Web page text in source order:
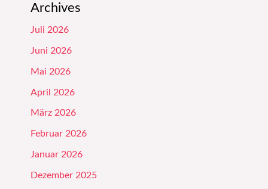
Archives
Juli 2026
Juni 2026
Mai 2026
April 2026
März 2026
Februar 2026
Januar 2026
Dezember 2025